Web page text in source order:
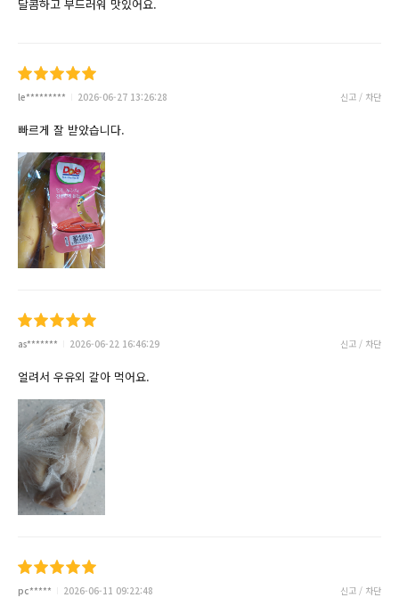
달콤하고 부드러워 맛있어요.
le********* 2026-06-27 13:26:28 신고 / 차단
빠르게 잘 받았습니다.
as******* 2026-06-22 16:46:29 신고 / 차단
얼려서 우유외 갈아 먹어요.
pc***** 2026-06-11 09:22:48 신고 / 차단